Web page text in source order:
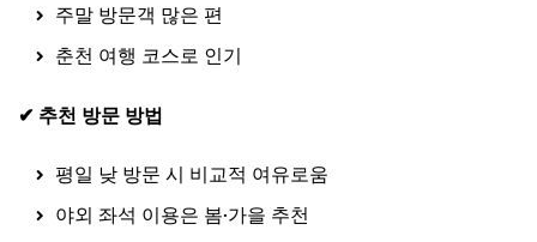
주말 방문객 많은 편
춘천 여행 코스로 인기
✔ 추천 방문 방법
평일 낮 방문 시 비교적 여유로움
야외 좌석 이용은 봄·가을 추천